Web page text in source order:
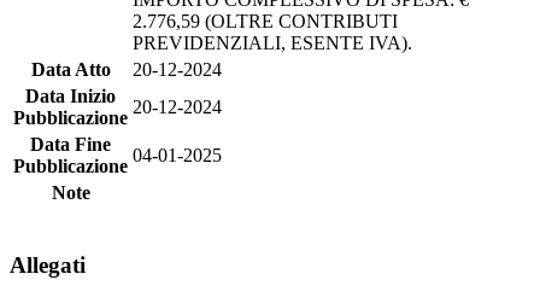
2.776,59 (OLTRE CONTRIBUTI
PREVIDENZIALI, ESENTE IVA).
Data Atto
20-12-2024
Data Inizio
Pubblicazione
20-12-2024
Data Fine
Pubblicazione
04-01-2025
Note
Allegati